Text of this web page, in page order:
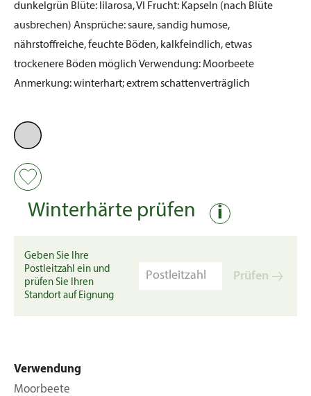
dunkelgrün Blüte: lilarosa, VI Frucht: Kapseln (nach Blüte
ausbrechen) Ansprüche:saure, sandig humose,
nährstoffreiche, feuchte Böden, kalkfeindlich, etwas
trockenere Böden möglich Verwendung: Moorbeete
Anmerkung:winterhart; extrem schattenverträglich
Winterhärte prüfen i
Geben Sie Ihre
Postleitzahl ein und
prüfen Sie Ihren
Standort auf Eignung
Prüfen
Verwendung
Moorbeete